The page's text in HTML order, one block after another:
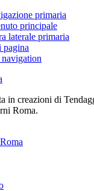
primaria
principale
laterale primaria
pagina
in creazioni di
Roma.